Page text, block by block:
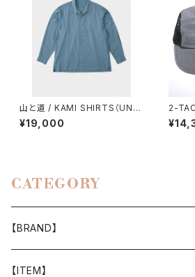
山と道 / KAMI SHIRTS（UNIS
EX）
¥19,000
2-
T
CATEGORY
【BRAND】
山と道
【ITEM】